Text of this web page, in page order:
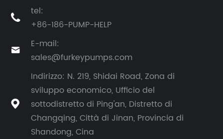

tel:
+86-186-PUMP-HELP

E-mail:
sales@furkeypumps.com

Indirizzo: N. 219, Shidai Road, Zona di
sviluppo economico, Ufficio del
sottodistretto di Ping'an, Distretto di
Changqing, Città di Jinan, Provincia di
Shandong, Cina